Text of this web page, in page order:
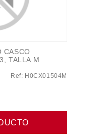
CASCO
TALLA M
Ref: H0CX01504M